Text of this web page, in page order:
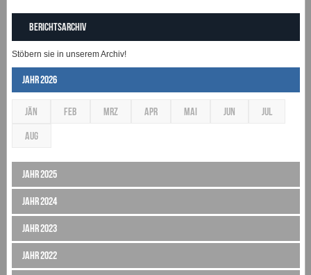
Berichtsarchiv
Stöbern sie in unserem Archiv!
Jahr 2026
JÄN FEB MRZ APR MAI JUN JUL
AUG
Jahr 2025
Jahr 2024
Jahr 2023
Jahr 2022